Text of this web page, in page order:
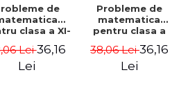
de
clasa a XI-
a V-a -
Dragomir,
Lei36,16
Lei
Probleme de
matematica
pentru clasa a
consolidare.
Editia a III-a -
38,06 Lei36,16
Lei